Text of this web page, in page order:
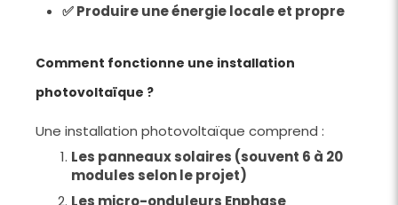
✅ Produire une énergie locale et propre
Comment fonctionne une installation
photovoltaïque ?
Une installation photovoltaïque comprend :
Les panneaux solaires (souvent 6 à 20
modules selon le projet)
Les micro-onduleurs Enphase